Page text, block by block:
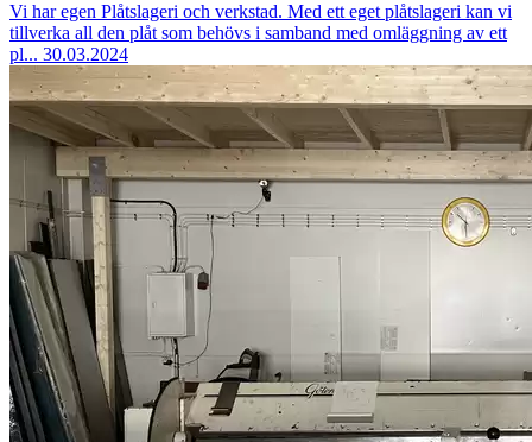
Vi har egen Plåtslageri och verkstad. Med ett eget plåtslageri kan vi
tillverka all den plåt som behövs i samband med omläggning av ett
pl... 30.03.2024